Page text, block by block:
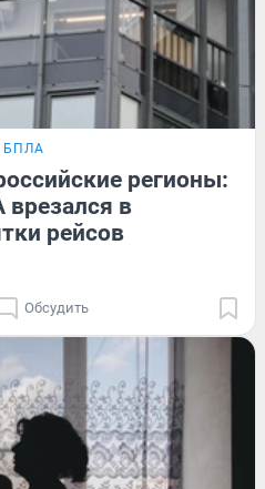
БПЛА
регионы:
врезался в
рейсов
Обсудить